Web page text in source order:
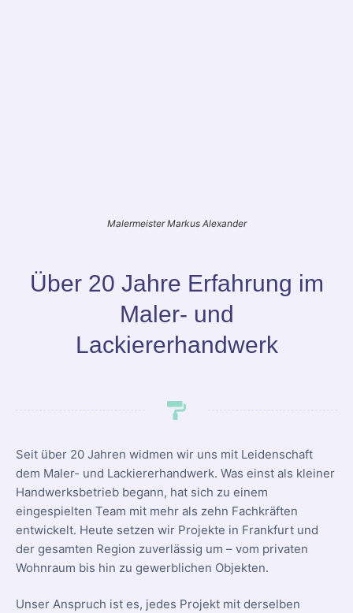
Malermeister Markus Alexander
Über 20 Jahre Erfahrung im
Maler- und
Lackiererhandwerk
Seit über 20 Jahren widmen wir uns mit Leidenschaft
dem Maler- und Lackiererhandwerk. Was einst als kleiner
Handwerksbetrieb begann, hat sich zu einem
eingespielten Team mit mehr als zehn Fachkräften
entwickelt. Heute setzen wir Projekte in Frankfurt und
der gesamten Region zuverlässig um – vom privaten
Wohnraum bis hin zu gewerblichen Objekten.
Unser Anspruch ist es, jedes Projekt mit derselben